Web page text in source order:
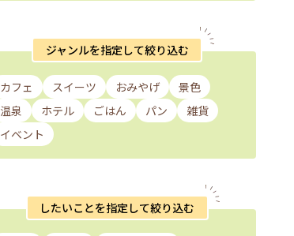
ジャンルを指定して絞り込む
カフェ スイーツ おみやげ
景色
温泉
ホテル ごはん パン
雑貨
イベント
したいことを指定して絞り込む